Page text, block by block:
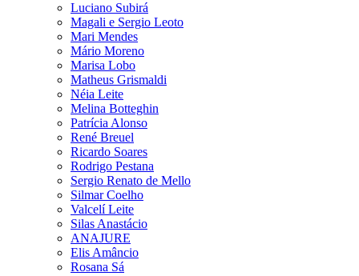
Luciano Subirá
Magali e Sergio Leoto
Mari Mendes
Mário Moreno
Marisa Lobo
Matheus Grismaldi
Néia Leite
Melina Botteghin
Patrícia Alonso
René Breuel
Ricardo Soares
Rodrigo Pestana
Sergio Renato de Mello
Silmar Coelho
Valcelí Leite
Silas Anastácio
ANAJURE
Elis Amâncio
Rosana Sá